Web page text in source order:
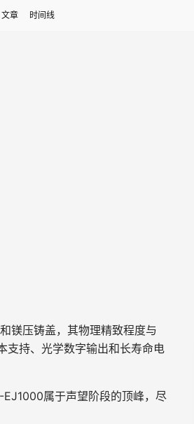
文章 时间线
镁压铸盖，其物理精致程度与
支持、光学数字输出和长寿命电
属于声望阶段的顶峰，尽